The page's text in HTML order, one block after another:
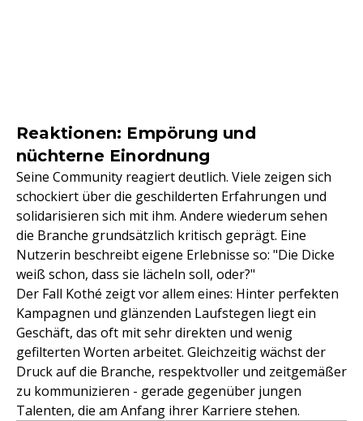
Reaktionen: Empörung und
nüchterne Einordnung
Seine Community reagiert deutlich. Viele zeigen sich
schockiert über die geschilderten Erfahrungen und
solidarisieren sich mit ihm. Andere wiederum sehen
die Branche grundsätzlich kritisch geprägt. Eine
Nutzerin beschreibt eigene Erlebnisse so: "Die Dicke
weiß schon, dass sie lächeln soll, oder?"
Der Fall Kothé zeigt vor allem eines: Hinter perfekten
Kampagnen und glänzenden Laufstegen liegt ein
Geschäft, das oft mit sehr direkten und wenig
gefilterten Worten arbeitet. Gleichzeitig wächst der
Druck auf die Branche, respektvoller und zeitgemäßer
zu kommunizieren - gerade gegenüber jungen
Talenten, die am Anfang ihrer Karriere stehen.